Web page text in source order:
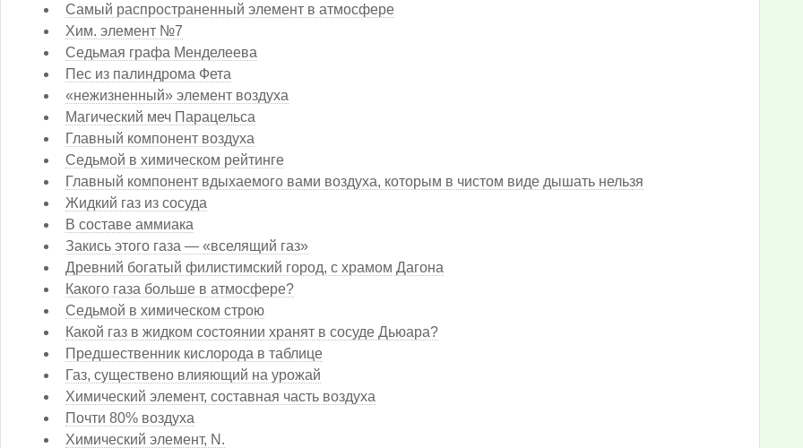
Самый распространенный элемент в атмосфере
Хим. элемент №7
Седьмая графа Менделеева
Пес из палиндрома Фета
«нежизненный» элемент воздуха
Магический меч Парацельса
Главный компонент воздуха
Седьмой в химическом рейтинге
Главный компонент вдыхаемого вами воздуха, которым в чистом виде дышать нельзя
Жидкий газ из сосуда
В составе аммиака
Закись этого газа — «вселящий газ»
Древний богатый филистимский город, с храмом Дагона
Какого газа больше в атмосфере?
Седьмой в химическом строю
Какой газ в жидком состоянии хранят в сосуде Дьюара?
Предшественник кислорода в таблице
Газ, существено влияющий на урожай
Химический элемент, составная часть воздуха
Почти 80% воздуха
Химический элемент, N.